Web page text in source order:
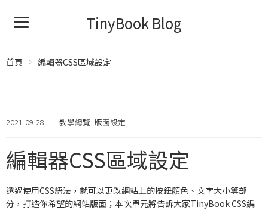
TinyBook Blog
首頁 編輯器CSS區域設定
2021-09-28 教學總覽, 版面設定
編輯器CSS區域設定
透過使用CSS語法，就可以更改網站上的按鈕顏色、文字大小等部
分，打造你希望的網站版面；本次單元將告訴大家TinyBook CSS編